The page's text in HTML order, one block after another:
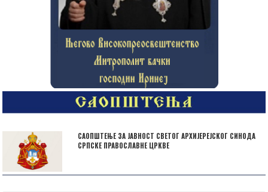
САОПШТЕЊЕ ЗА ЈАВНОСТ СВЕТОГ АРХИЈЕРЕЈСКОГ СИНОДА
СРПСКЕ ПРАВОСЛАВНЕ ЦРКВЕ